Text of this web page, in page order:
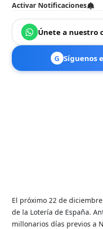
Activar Notificaciones
Únete a nuestro
G Síguenos
El próximo 22 de
de la Lotería de España.
millonarios días previos a